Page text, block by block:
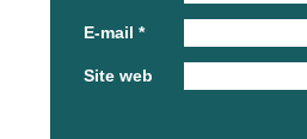
E-mail *
Site web